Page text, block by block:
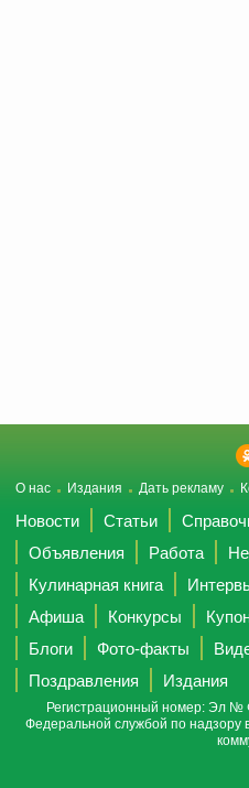
О нас Издания Дать рекламу
Новости Статьи
Объявления
Работа
Кулинарная книга
Афиша
Конкурсы
Блоги
Фото-факты
Поздравления
Издания
Регистрационный номер: Эл №
Федеральной службой по надзору